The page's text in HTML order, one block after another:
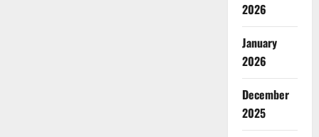
2026
January
2026
December
2025